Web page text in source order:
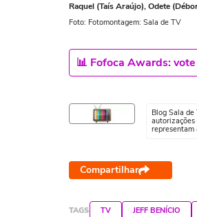
Raquel (Taís Araújo), Odete
Foto: Fotomontagem: Sala de TV
📊 Fofoca Awards:
Blog Sala
autorizações
representam
Compartilhar
TAGS TV JEFF BENÍCIO